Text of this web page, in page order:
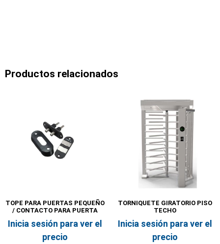
Productos relacionados
TOPE PARA PUERTAS PEQUEÑO
/ CONTACTO PARA PUERTA
Inicia sesión para ver el
precio
TORNIQUETE GIRATORIO PISO
TECHO
Inicia sesión para ver el
precio